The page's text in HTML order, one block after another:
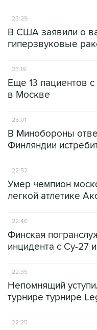
23:29
В США заявили о
гиперзвуковые
23:19
Еще 13 пациентов
в Москве
23:01
В Минобороны
Финляндии
22:52
Умер чемпион
легкой атлетике
22:46
Финская
инцидента с Су-27
22:35
Непомнящий
турнире турнире
22:25